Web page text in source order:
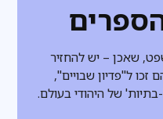
שאכן – יש להחזיר
ל"פדיון שבויים",
של היהודי בעולם.